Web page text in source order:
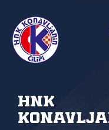
HNK